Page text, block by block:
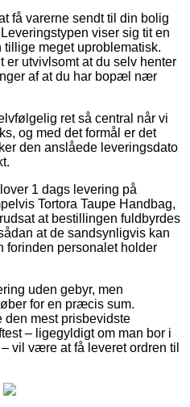
få varerne sendt til din bolig
viser sig tit en
meget uproblematisk.
er utvivlsomt at du selv henter
af at du har bopæl nær
ret så central når vi
og med det formål er det
den anslåede leveringsdato
1 dags levering på
Tortora Taupe Handbag,
at bestillingen fuldbyrdes
at de sandsynligvis kan
forinden personalet holder
uden gebyr, men
for en præcis sum.
den mest prisbevidste
– ligegyldigt om man bor i
vil være at få leveret ordren til